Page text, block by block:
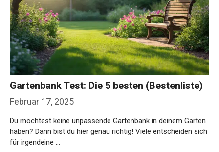
Februar 17, 2025
Gartenbank Test: Die 5 besten (Bestenliste)
Du möchtest keine unpassende Gartenbank in deinem Garten
haben? Dann bist du hier genau richtig! Viele entscheiden sich
für irgendeine …